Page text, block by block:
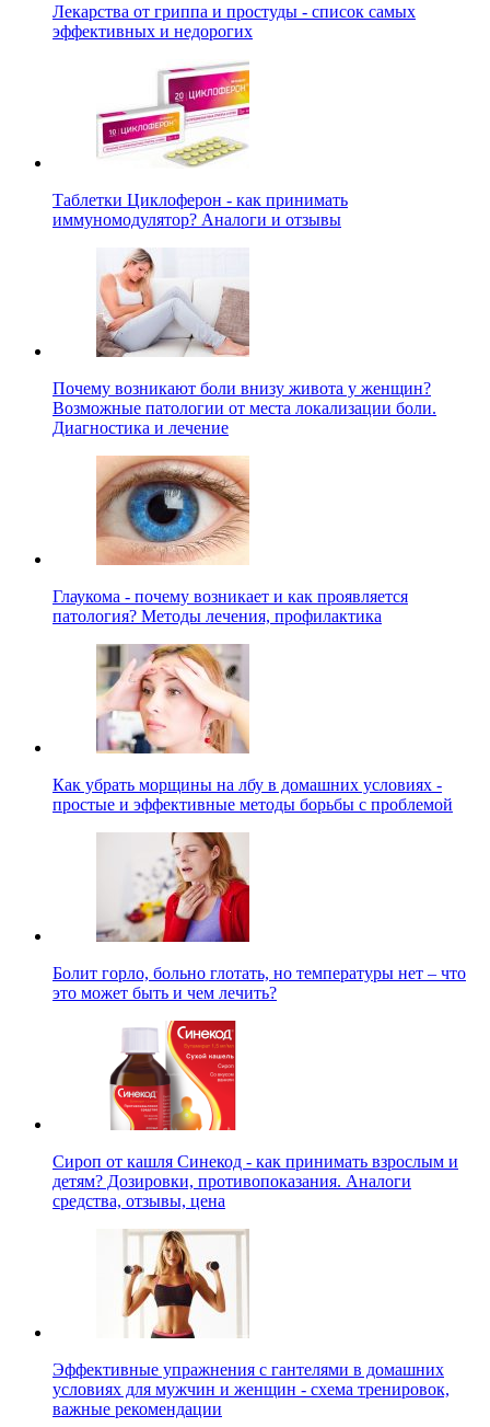
Лекарства от гриппа и простуды - список самых
эффективных и недорогих
Таблетки Циклоферон - как принимать
иммуномодулятор? Аналоги и отзывы
Почему возникают боли внизу живота у женщин?
Возможные патологии от места локализации боли.
Диагностика и лечение
Глаукома - почему возникает и как проявляется
патология? Методы лечения, профилактика
Как убрать морщины на лбу в домашних условиях -
простые и эффективные методы борьбы с проблемой
Болит горло, больно глотать, но температуры нет – что
это может быть и чем лечить?
Сироп от кашля Синекод - как принимать взрослым и
детям? Дозировки, противопоказания. Аналоги
средства, отзывы, цена
Эффективные упражнения с гантелями в домашних
условиях для мужчин и женщин - схема тренировок,
важные рекомендации